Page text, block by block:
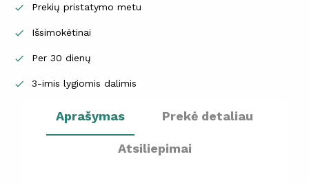
 Prekių pristatymo metu
 Išsimokėtinai
 Per 30 dienų
 3-imis lygiomis dalimis
Aprašymas Prekė detaliau
Atsiliepimai